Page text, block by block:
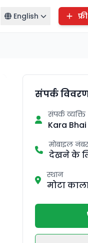
English
संपर्क
संपर्क व्यक्ति
Kara
मोबाइल नंबर
देखने के
स्थान
मोटा